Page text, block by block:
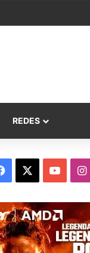
REDES
Facebook